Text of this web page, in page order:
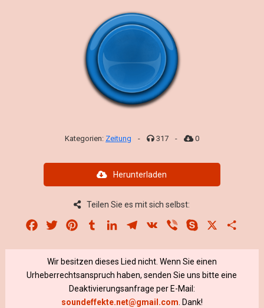
Kategorien: Zeitung - 317 - 0
Herunterladen
Teilen Sie es mit sich selbst:
Facebook
Twitter PinterestTumblrLinkedInTelegram
VK Viber Skype
Wir besitzen dieses Lied nicht. Wenn Sie einen
Urheberrechtsanspruch haben, senden Sie uns bitte eine
Deaktivierungsanfrage per E-Mail:
soundeffekte.net@gmail.com . Dank!